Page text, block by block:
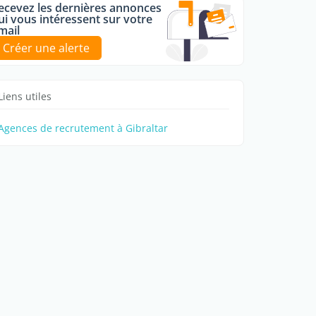
les dernières annonces
vous intéressent sur votre
Créer une alerte
utiles
de recrutement à Gibraltar